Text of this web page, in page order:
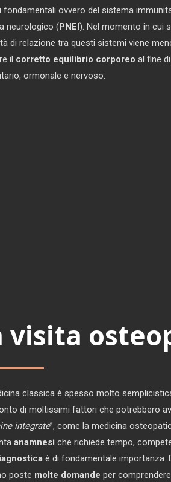
fondamentali ovvero del sistema
neurologico (PNEI). Nel momento in cui
di relazione tra questi sistemi viene
il corretto equilibrio corporeo al fine
ormonale e nervoso.
visita
classica è spesso molto
di moltissimi fattori che potrebbero
integrate”, come la medicina
anamnesi che richiede tempo,
è di fondamentale importanza.
poste molte domande per